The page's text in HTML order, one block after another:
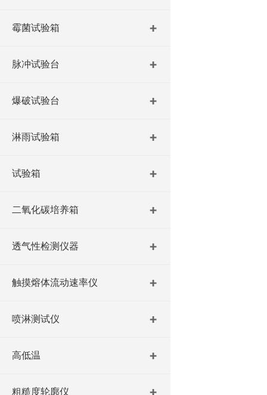
霉菌试验箱
脉冲试验台
爆破试验台
淋雨试验箱
试验箱
二氧化碳培养箱
透气性检测仪器
触摸熔体流动速率仪
喷淋测试仪
高低温
粗糙度轮廓仪